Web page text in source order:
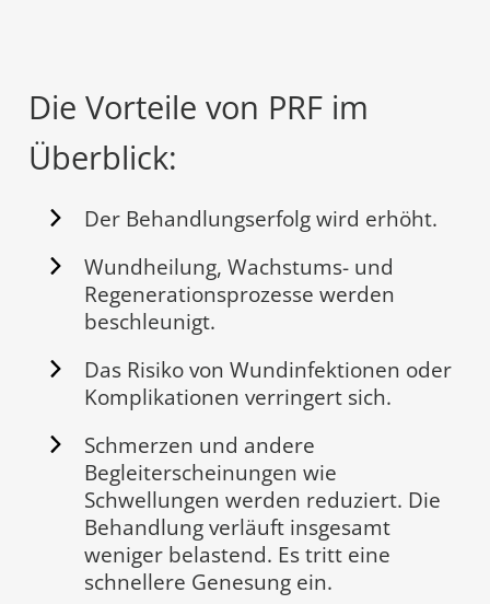
Die Vorteile von PRF im
Überblick:
Der Behandlungserfolg wird erhöht.
Wundheilung, Wachstums- und
Regenerationsprozesse werden
beschleunigt.
Das Risiko von Wundinfektionen oder
Komplikationen verringert sich.
Schmerzen und andere
Begleiterscheinungen wie
Schwellungen werden reduziert. Die
Behandlung verläuft insgesamt
weniger belastend. Es tritt eine
schnellere Genesung ein.